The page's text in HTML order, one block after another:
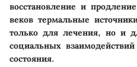
восстановление и
веков термальные
только для лечения, но и
социальных
состояния.